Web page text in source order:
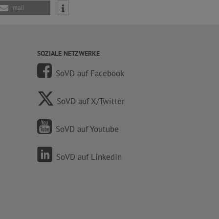
mail
SOZIALE NETZWERKE
SoVD auf Facebook
SoVD auf X/Twitter
SoVD auf Youtube
SoVD auf LinkedIn